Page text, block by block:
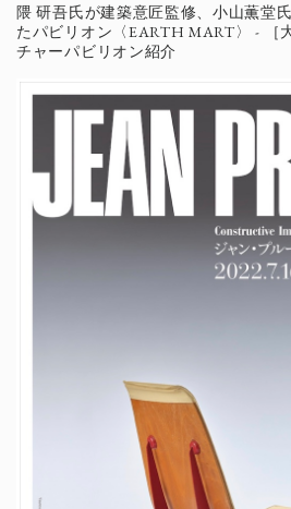
隈 研吾氏が建築意匠監修、小山薫堂
たパビリオン〈EARTH MART〉 - ［
チャーパビリオン紹介